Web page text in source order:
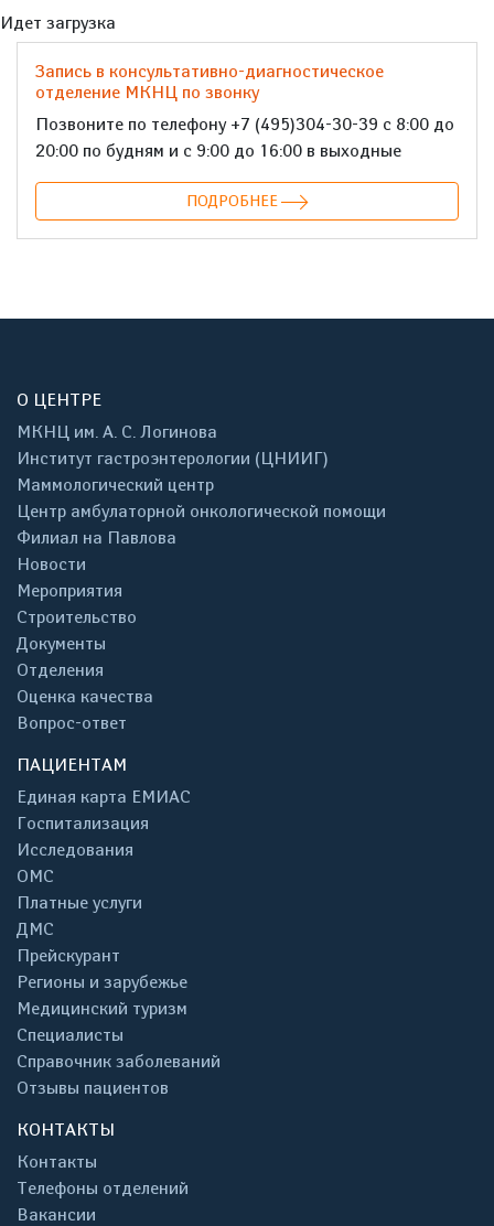
Идет загрузка
Запись в консультативно-диагностическое
отделение МКНЦ по звонку
Позвоните по телефону +7 (495)304-30-39 с 8:00 до
20:00 по будням и с 9:00 до 16:00 в выходные
ПОДРОБНЕЕ
О ЦЕНТРЕ
МКНЦ им. А. С. Логинова
Институт гастроэнтерологии (ЦНИИГ)
Маммологический центр
Центр амбулаторной онкологической помощи
Филиал на Павлова
Новости
Мероприятия
Строительство
Документы
Отделения
Оценка качества
Вопрос-ответ
ПАЦИЕНТАМ
Единая карта ЕМИАС
Госпитализация
Исследования
ОМС
Платные услуги
ДМС
Прейскурант
Регионы и зарубежье
Медицинский туризм
Специалисты
Справочник заболеваний
Отзывы пациентов
КОНТАКТЫ
Контакты
Телефоны отделений
Вакансии